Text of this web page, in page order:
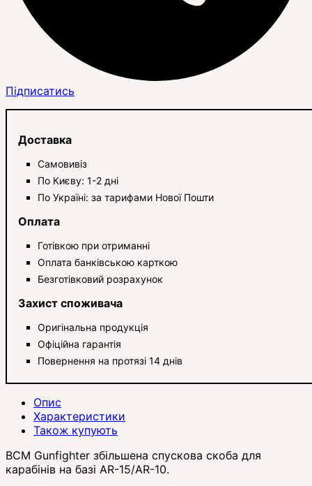
Підписатись
Доставка
Самовивіз
По Києву: 1-2 дні
По Україні: за тарифами Нової Пошти
Оплата
Готівкою при отриманні
Оплата банківською карткою
Безготівковий розрахунок
Захист споживача
Оригінальна продукція
Офіційна гарантія
Повернення на протязі 14 днів
Опис
Характеристики
Також купують
BCM Gunfighter збільшена спускова скоба для
карабінів на базі AR-15/AR-10.